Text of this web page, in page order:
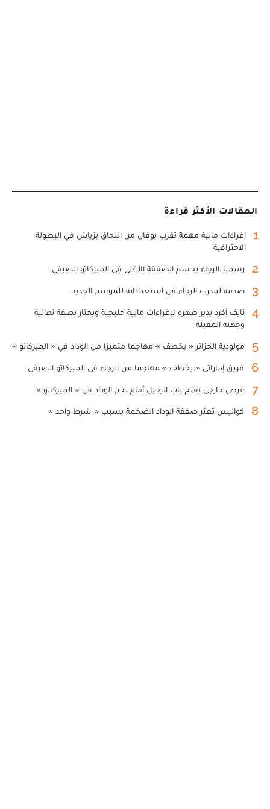
المقالات الأكثر قراءة
1
اغراءات مالية مهمة تقرب بوفال من اللحاق بزياش في البطولة
الاحترافية
2 رسميا..الرجاء يحسم الصفقة الأغلى في الميركاتو الصيفي
3 صدمة لمدرب الرجاء في استعداداته للموسم الجديد
4
نايف أكرد يدير ظهره لاغراءات مالية خليجية ويختار بصفة نهائية
وجهته المقبلة
5 مولودية الجزائر « يخطف » مهاجما متميزا من الوداد في « الميركاتو »
6 فريق إماراتي « يخطف » مهاجما من الرجاء في الميركاتو الصيفي
7 عرض خارجي يفتح باب الرحيل أمام نجم الوداد في « الميركاتو »
8 كواليس تعثر صفقة الوداد الضخمة بسبب « شرط واحد »